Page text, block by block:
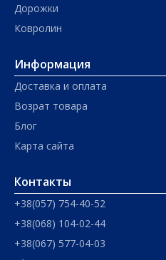
Дорожки
Ковролин
Информация
Доставка и оплата
Возрат товара
Блог
Карта сайта
Контакты
+38(057) 754-40-52
+38(068) 104-02-44
+38(067) 577-04-03